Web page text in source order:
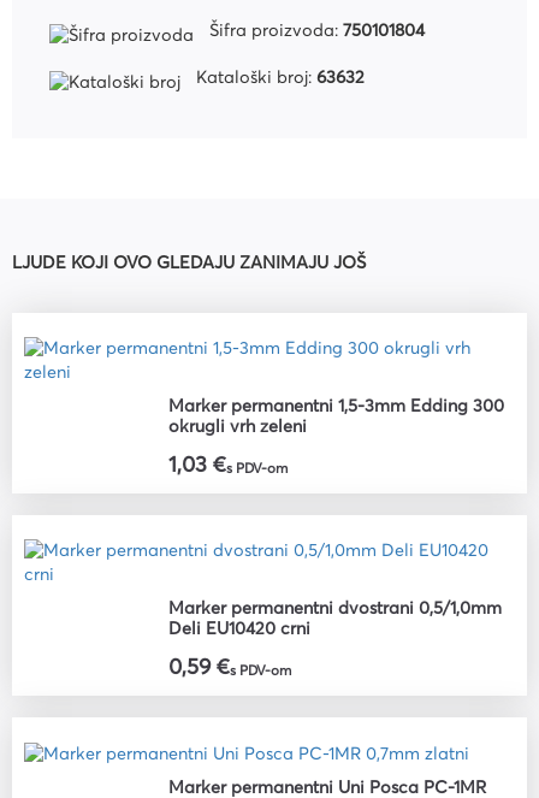
Šifra proizvoda: 750101804
Kataloški broj:63632
LJUDE KOJI OVO GLEDAJU ZANIMAJU JOŠ
Marker permanentni 1,5-3mm Edding 300
okrugli vrh zeleni
1,03 €s PDV-om
Marker permanentni dvostrani 0,5/1,0mm
Deli EU10420 crni
0,59 €s PDV-om
Marker permanentni Uni Posca PC-1MR